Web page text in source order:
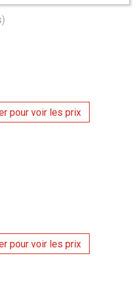
pour voir les prix
pour voir les prix